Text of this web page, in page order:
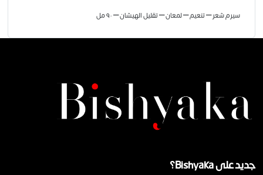
سيرم شعر – تنعيم – لمعان – تقليل الهيشان – ٩٠ مل
جديد على Bishyaka؟